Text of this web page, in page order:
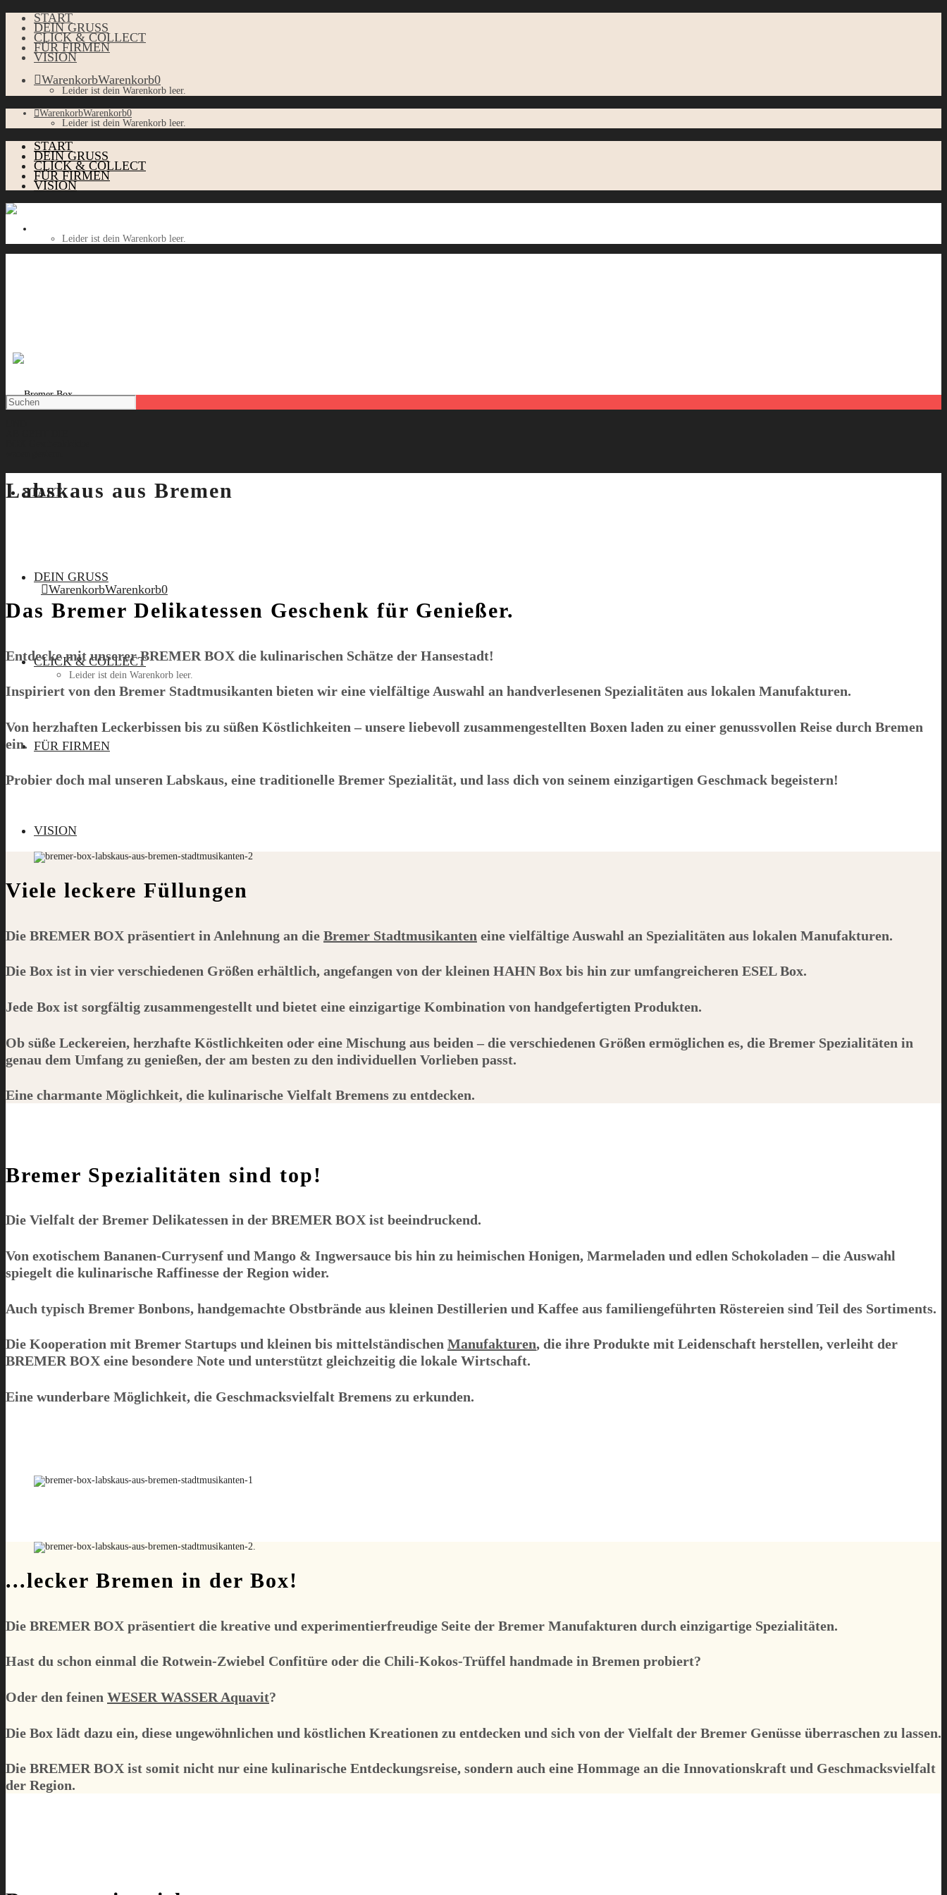
START
DEIN GRUSS
CLICK & COLLECT
FÜR FIRMEN
VISION
WarenkorbWarenkorb0
Leider ist dein Warenkorb leer.
WarenkorbWarenkorb0
Leider ist dein Warenkorb leer.
START
DEIN GRUSS
CLICK & COLLECT
FÜR FIRMEN
VISION
Leider ist dein Warenkorb leer.
START
DEIN GRUSS
CLICK & COLLECT
FÜR FIRMEN
VISION
WarenkorbWarenkorb0
Leider ist dein Warenkorb leer.
Menü
Labskaus aus Bremen
Das Bremer Delikatessen Geschenk für Genießer.
Entdecke mit unsererBREMER BOX die kulinarischen Schätze der Hansestadt!
Inspiriert von den Bremer Stadtmusikanten bieten wir eine vielfältige Auswahl an handverlesenen Spezialitäten aus lokalen Manufakturen.
Von herzhaften Leckerbissen bis zu süßen Köstlichkeiten – unsere liebevoll zusammengestellten Boxen laden zu einer genussvollen Reise durch Bremen
ein.
Probier doch mal unseren Labskaus, eine traditionelle Bremer Spezialität, und lass dich von seinem einzigartigen Geschmack begeistern!
Viele leckere Füllungen
Die BREMER BOX präsentiert in Anlehnung an die Bremer Stadtmusikanten eine vielfältige Auswahl an Spezialitäten aus lokalen Manufakturen.
Die Box ist in vier verschiedenen Größen erhältlich, angefangen von der kleinen HAHN Box bis hin zur umfangreicheren ESELBox.
Jede Box ist sorgfältig zusammengestellt und bietet eine einzigartige Kombination von handgefertigten Produkten.
Ob süße Leckereien, herzhafte Köstlichkeiten oder eine Mischung aus beiden – die verschiedenen Größen ermöglichen es, die Bremer Spezialitäten in
genau dem Umfang zu genießen, der am besten zu den individuellen Vorlieben passt.
Eine charmante Möglichkeit, die kulinarische Vielfalt Bremens zu entdecken.
Bremer Spezialitäten sind top!
Die Vielfalt der Bremer Delikatessen in der BREMER BOX ist beeindruckend.
Von exotischem Bananen-Currysenf und Mango & Ingwersauce bis hin zu heimischen Honigen, Marmeladen und edlen Schokoladen – die Auswahl
spiegelt die kulinarische Raffinesse der Region wider.
Auch typisch Bremer Bonbons, handgemachte Obstbrände aus kleinen Destillerien und Kaffee aus familiengeführten Röstereien sind Teil des Sortiments.
Die Kooperation mit Bremer Startups und kleinen bis mittelständischen Manufakturen, die ihre Produkte mit Leidenschaft herstellen, verleiht der
BREMER BOX eine besondere Note und unterstützt gleichzeitig die lokale Wirtschaft.
Eine wunderbare Möglichkeit, die Geschmacksvielfalt Bremens zu erkunden.
...lecker Bremen in der Box!
Die BREMER BOX präsentiert die kreative und experimentierfreudige Seite der Bremer Manufakturen durch einzigartige Spezialitäten.
Hast du schon einmal die Rotwein-Zwiebel Confitüre oder die Chili-Kokos-Trüffel handmade in Bremen probiert?
Oder den feinen WESER WASSER Aquavit?
Die Box lädt dazu ein, diese ungewöhnlichen und köstlichen Kreationen zu entdecken und sich von der Vielfalt der Bremer Genüsse überraschen zu lassen.
Die BREMER BOX ist somit nicht nur eine kulinarische Entdeckungsreise, sondern auch eine Hommage an die Innovationskraft und Geschmacksvielfalt
der Region.